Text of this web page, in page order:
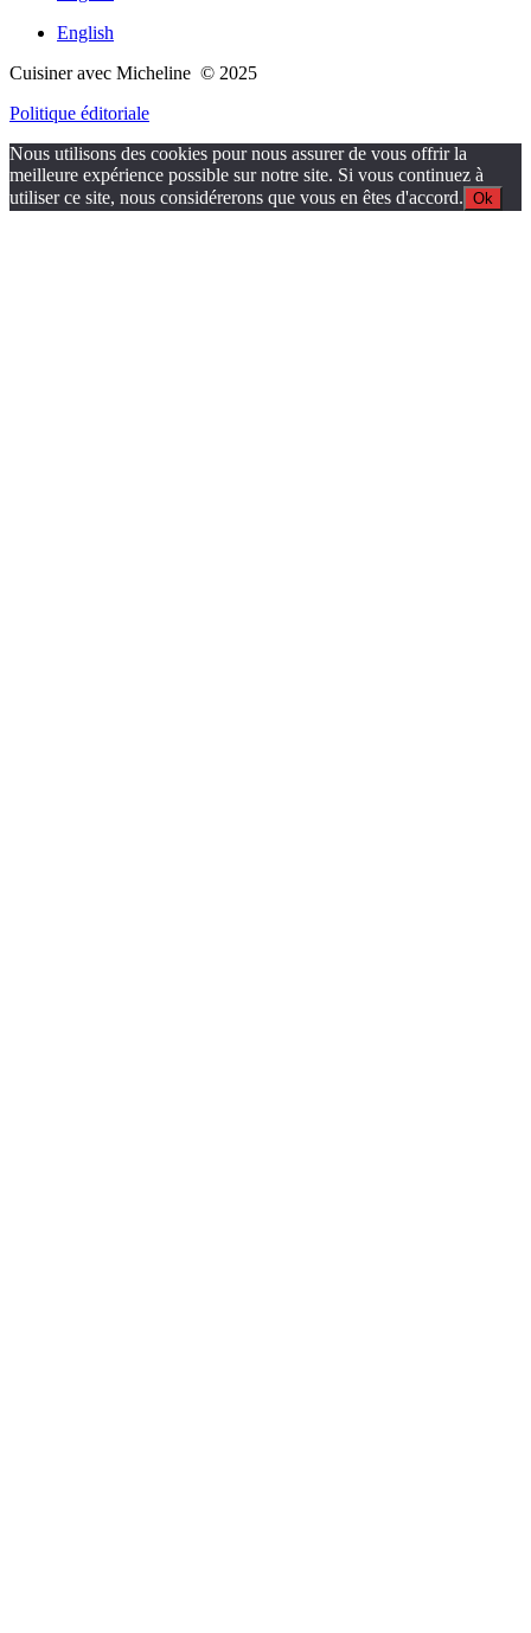
English
Cuisiner avec Micheline © 2025
Politique éditoriale
Nous utilisons des cookies pour nous assurer de vous offrir la
meilleure expérience possible sur notre site. Si vous continuez à
utiliser ce site, nous considérerons que vous en êtes d'accord. Ok